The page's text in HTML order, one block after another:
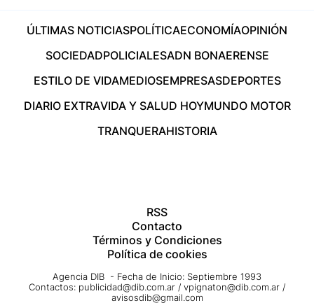
ÚLTIMAS NOTICIASPOLÍTICAECONOMÍAOPINIÓN
SOCIEDADPOLICIALESADN BONAERENSE
ESTILO DE VIDAMEDIOSEMPRESASDEPORTES
DIARIO EXTRAVIDA Y SALUD HOYMUNDO MOTOR
TRANQUERAHISTORIA
RSS
Contacto
Términos y Condiciones
Política de cookies
Agencia DIB - Fecha de Inicio: Septiembre 1993
Contactos: publicidad@dib.com.ar / vpignaton@dib.com.ar /
avisosdib@gmail.com